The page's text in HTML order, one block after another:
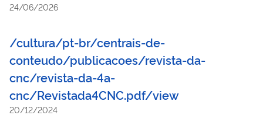
24/06/2026
/cultura/pt-br/centrais-de-
conteudo/publicacoes/revista-da-
cnc/revista-da-4a-
cnc/Revistada4CNC.pdf/view
20/12/2024